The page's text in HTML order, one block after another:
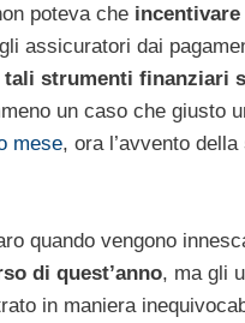
poteva che incentivare
assicuratori dai
tali strumenti finanziari
un caso che giusto
mese, ora l’avvento della
quando vengono
di quest’anno, ma gli
in maniera